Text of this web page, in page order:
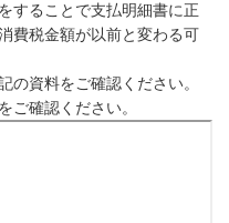
することで支払明細書に正
費税金額が以前と変わる可
の資料をご確認ください。
をご確認ください。